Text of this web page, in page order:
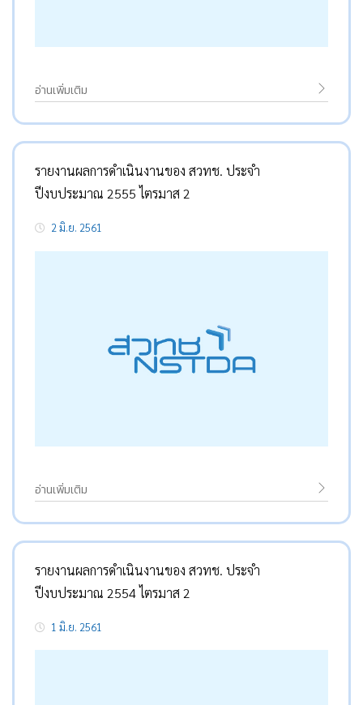
อ่านเพิ่มเติม
รายงานผลการดำเนินงานของ สวทช. ประจำ
ปีงบประมาณ 2555 ไตรมาส 2
2 มิ.ย. 2561
อ่านเพิ่มเติม
รายงานผลการดำเนินงานของ สวทช. ประจำ
ปีงบประมาณ 2554 ไตรมาส 2
1 มิ.ย. 2561